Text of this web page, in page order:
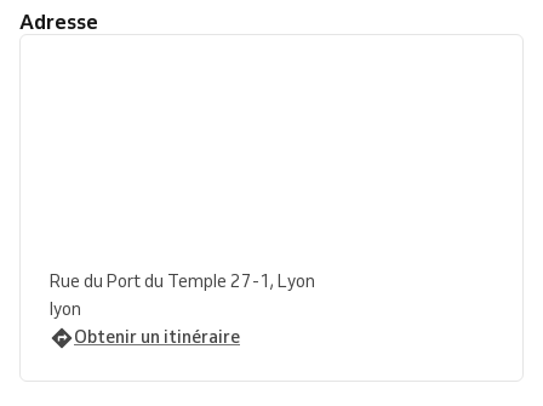
Adresse
Rue du Port du Temple 27-1, Lyon
lyon
Obtenir un itinéraire